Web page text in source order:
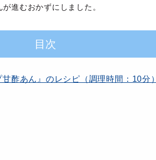
進むおかずにしました。
目次
酢あん』のレシピ（調理時間：10分）